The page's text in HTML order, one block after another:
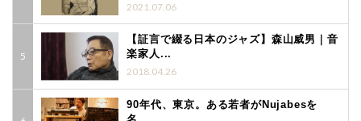
2021.07.06
【証言で綴る日本のジャズ】森山威男｜音
楽家人...
2018.04.26
90年代、東京。ある若者がNujabesを